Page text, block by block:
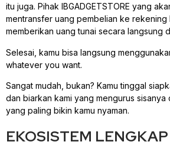
itu juga. Pihak IBGADGETSTORE yang
mentransfer uang pembelian ke rekening
memberikan uang tunai secara langsung
Selesai, kamu bisa langsung
whatever you want.
Sangat mudah, bukan? Kamu tinggal
dan biarkan kami yang mengurus sisanya
yang paling bikin kamu nyaman.
EKOSISTEM